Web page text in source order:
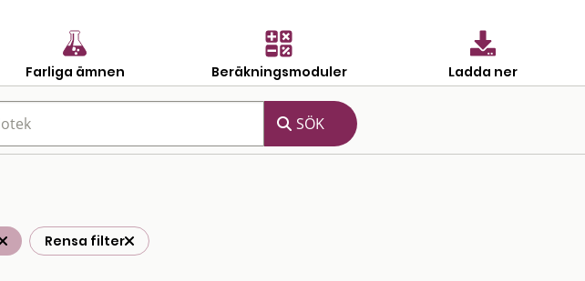
Farliga ämnen Beräkningsmoduler Ladda ner
Rensa filter